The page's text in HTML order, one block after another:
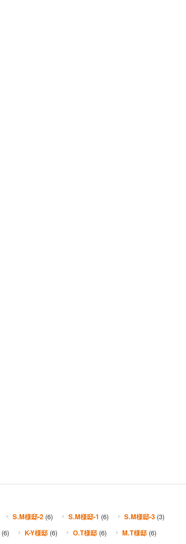
S.M様邸-2 (6) S.M様邸-1 (6) S.M様邸-3 (3)
(6) K-Y様邸 (6) O.T様邸 (6) M.T様邸 (6)